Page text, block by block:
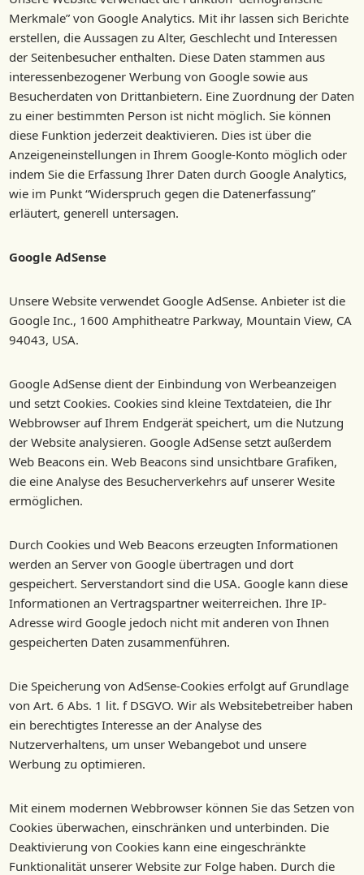
Merkmale” von Google Analytics. Mit ihr lassen sich Berichte
erstellen, die Aussagen zu Alter, Geschlecht und Interessen
der Seitenbesucher enthalten. Diese Daten stammen aus
interessenbezogener Werbung von Google sowie aus
Besucherdaten von Drittanbietern. Eine Zuordnung der Daten
zu einer bestimmten Person ist nicht möglich. Sie können
diese Funktion jederzeit deaktivieren. Dies ist über die
Anzeigeneinstellungen in Ihrem Google-Konto möglich oder
indem Sie die Erfassung Ihrer Daten durch Google Analytics,
wie im Punkt “Widerspruch gegen die Datenerfassung”
erläutert, generell untersagen.
Google AdSense
Unsere Website verwendet Google AdSense. Anbieter ist die
Google Inc., 1600 Amphitheatre Parkway, Mountain View, CA
94043, USA.
Google AdSense dient der Einbindung von Werbeanzeigen
und setzt Cookies. Cookies sind kleine Textdateien, die Ihr
Webbrowser auf Ihrem Endgerät speichert, um die Nutzung
der Website analysieren. Google AdSense setzt außerdem
Web Beacons ein. Web Beacons sind unsichtbare Grafiken,
die eine Analyse des Besucherverkehrs auf unserer Wesite
ermöglichen.
Durch Cookies und Web Beacons erzeugten Informationen
werden an Server von Google übertragen und dort
gespeichert. Serverstandort sind die USA. Google kann diese
Informationen an Vertragspartner weiterreichen. Ihre IP-
Adresse wird Google jedoch nicht mit anderen von Ihnen
gespeicherten Daten zusammenführen.
Die Speicherung von AdSense-Cookies erfolgt auf Grundlage
von Art. 6 Abs. 1 lit. f DSGVO. Wir als Websitebetreiber haben
ein berechtigtes Interesse an der Analyse des
Nutzerverhaltens, um unser Webangebot und unsere
Werbung zu optimieren.
Mit einem modernen Webbrowser können Sie das Setzen von
Cookies überwachen, einschränken und unterbinden. Die
Deaktivierung von Cookies kann eine eingeschränkte
Funktionalität unserer Website zur Folge haben. Durch die